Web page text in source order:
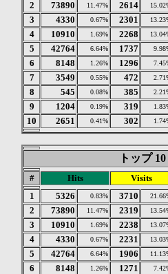
2 73890 11.47% 2614
3 4330 0.67% 2301
4 10910 1.69% 2268
5 42764 6.64% 1737
6 8148 1.26% 1296
7 3549 0.55% 472
8 545 0.08% 385
9 1204 0.19% 319
10 2651 0.41% 302
トップ
# Hits
Visits
1
5326 0.83% 3710
2 73890 11.47% 2319
3 10910 1.69% 2238
4 4330 0.67% 2231
5 42764 6.64% 1906
6 8148 1.26% 1271